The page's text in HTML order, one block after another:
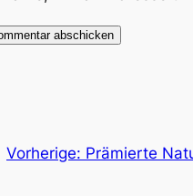
Vorherige: Prämierte